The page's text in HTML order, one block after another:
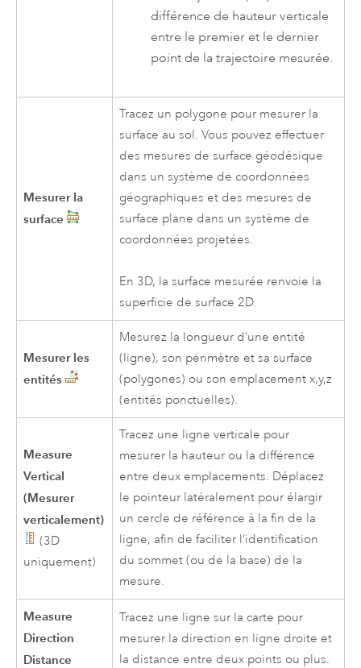
différence de hauteur verticale
entre le premier et le dernier
point de la trajectoire mesurée.
Mesurer la
surface
Tracez un polygone pour mesurer la
surface au sol. Vous pouvez effectuer
des mesures de surface géodésique
dans un système de coordonnées
géographiques et des mesures de
surface plane dans un système de
coordonnées projetées.
En 3D, la surface mesurée renvoie la
superficie de surface 2D.
Mesurer les
entités
Mesurez la longueur d’une entité
(ligne), son périmètre et sa surface
(polygones) ou son emplacement x,y,z
(entités ponctuelles).
Measure
Vertical
(Mesurer
verticalement)
(3D
uniquement)
Tracez une ligne verticale pour
mesurer la hauteur ou la différence
entre deux emplacements. Déplacez
le pointeur latéralement pour élargir
un cercle de référence à la fin de la
ligne, afin de faciliter l’identification
du sommet (ou de la base) de la
mesure.
Measure
Direction
Distance
Tracez une ligne sur la carte pour
mesurer la direction en ligne droite et
la distance entre deux points ou plus.